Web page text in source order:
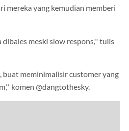
mereka yang kemudian memberi
meski slow respons,'' tulis
buat meminimalisir customer yang
komen @dangtothesky.